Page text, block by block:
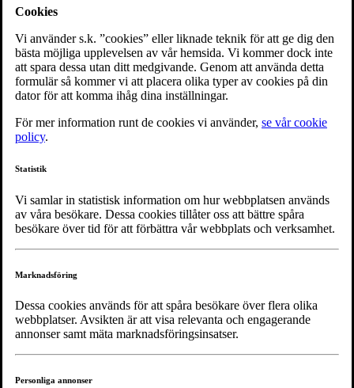
Cookies
Vi använder s.k. ”cookies” eller liknade teknik för att ge dig den
bästa möjliga upplevelsen av vår hemsida. Vi kommer dock inte
att spara dessa utan ditt medgivande. Genom att använda detta
formulär så kommer vi att placera olika typer av cookies på din
dator för att komma ihåg dina inställningar.
För mer information runt de cookies vi använder, se vår cookie
policy.
Statistik
Vi samlar in statistisk information om hur webbplatsen används
av våra besökare. Dessa cookies tillåter oss att bättre spåra
besökare över tid för att förbättra vår webbplats och verksamhet.
Marknadsföring
Dessa cookies används för att spåra besökare över flera olika
webbplatser. Avsikten är att visa relevanta och engagerande
annonser samt mäta marknadsföringsinsatser.
Personliga annonser
English
Switch to English
Swedish
Continue in Swedish